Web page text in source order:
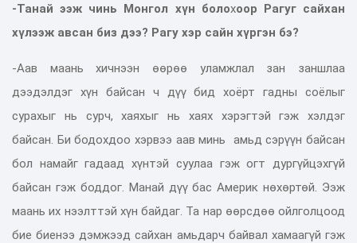
-Танай ээж чинь Монгол хүн болохоор Рагуг сайхан
хүлээж авсан биз дээ? Рагу хэр сайн хүргэн бэ?
-Аав маань хичнээн өөрөө уламжлал зан заншлаа
дээдэлдэг хүн байсан ч дүү бид хоёрт гадны соёлыг
сурахыг нь сурч, хаяхыг нь хаях хэрэгтэй гэж хэлдэг
байсан. Би бодохдоо хэрвээ аав минь амьд сэрүүн байсан
бол намайг гадаад хүнтэй суулаа гэж огт дургүйцэхгүй
байсан гэж боддог. Манай дүү бас Америк нөхөртөй. Ээж
маань их нээлттэй хүн байдаг. Та нар өөрсдөө ойлголцоод
бие биенээ дэмжээд сайхан амьдарч байвал хамаагүй гэж